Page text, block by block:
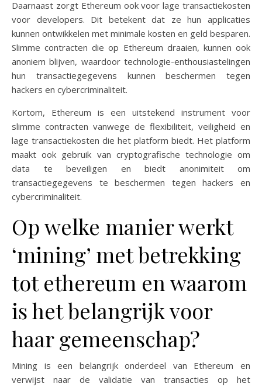
Daarnaast zorgt Ethereum ook voor lage transactiekosten
voor developers. Dit betekent dat ze hun applicaties
kunnen ontwikkelen met minimale kosten en geld besparen.
Slimme contracten die op Ethereum draaien, kunnen ook
anoniem blijven, waardoor technologie-enthousiastelingen
hun transactiegegevens kunnen beschermen tegen
hackers en cybercriminaliteit.
Kortom, Ethereum is een uitstekend instrument voor
slimme contracten vanwege de flexibiliteit, veiligheid en
lage transactiekosten die het platform biedt. Het platform
maakt ook gebruik van cryptografische technologie om
data te beveiligen en biedt anonimiteit om
transactiegegevens te beschermen tegen hackers en
cybercriminaliteit.
Op welke manier werkt
‘mining’ met betrekking
tot ethereum en waarom
is het belangrijk voor
haar gemeenschap?
Mining is een belangrijk onderdeel van Ethereum en
verwijst naar de validatie van transacties op het